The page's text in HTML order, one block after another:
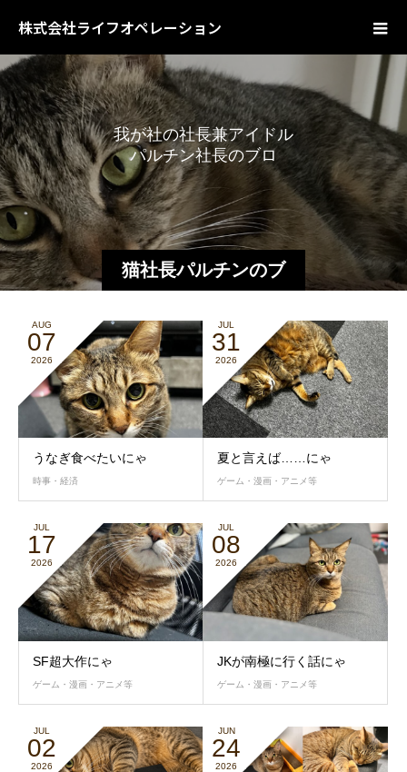
株式会社ライフオペレーション
猫社長パルチンのブ
我が社の社長兼アイドル
パルチン社長のブログ で
AUG
07
2026
うなぎ食べたいにゃ
時事・経済
JUL
31
2026
夏と言えば……にゃ
ゲーム・漫画・アニメ等
JUL
17
2026
SF超大作にゃ
ゲーム・漫画・アニメ等
JUL
08
2026
JKが南極に行く話にゃ
ゲーム・漫画・アニメ等
JUL
02
2026
JUN
24
2026